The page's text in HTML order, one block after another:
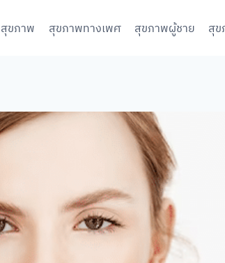
สุขภาพ สุขภาพทางเพศ สุขภาพผู้ชาย สุข